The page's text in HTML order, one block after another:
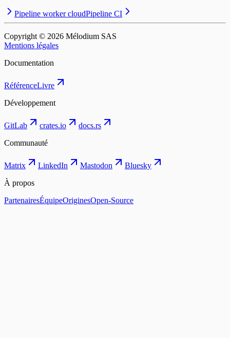
Pipeline worker cloudPipeline CI
Copyright © ⁨2026⁩ Mélodium SAS
Mentions légales
Documentation
RéférenceLivre
Développement
GitLab crates.io
docs.rs
Communauté
Matrix LinkedIn Mastodon
Bluesky
À propos
PartenairesÉquipeOriginesOpen-Source